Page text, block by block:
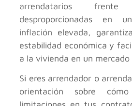
arrendatarios
desproporcionadas en
inflación elevada,
estabilidad económica y
a la vivienda en un
Si eres arrendador o
orientación sobre